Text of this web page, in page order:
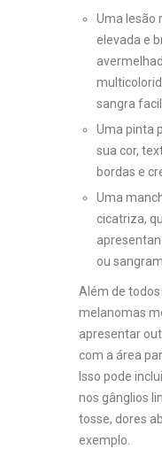
Uma lesão
elevada e
sangra
Uma pinta
sua cor,
bordas e
Uma
cicatriza,
ou
Além de
melanomas
apresentar
com a área
Isso pode
nos gânglios
tosse, dores
exemplo.